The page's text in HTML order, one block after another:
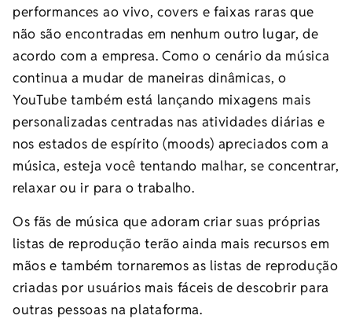
performances ao vivo, covers e faixas raras que
não são encontradas em nenhum outro lugar, de
acordo com a empresa. Como o cenário da música
continua a mudar de maneiras dinâmicas, o
YouTube também está lançando mixagens mais
personalizadas centradas nas atividades diárias e
nos estados de espírito (moods) apreciados com a
música, esteja você tentando malhar, se concentrar,
relaxar ou ir para o trabalho.
Os fãs de música que adoram criar suas próprias
listas de reprodução terão ainda mais recursos em
mãos e também tornaremos as listas de reprodução
criadas por usuários mais fáceis de descobrir para
outras pessoas na plataforma.